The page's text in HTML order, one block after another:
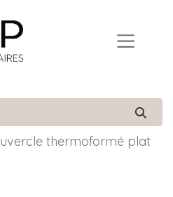
thermoformé plat